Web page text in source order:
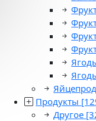
Продукты
Другое